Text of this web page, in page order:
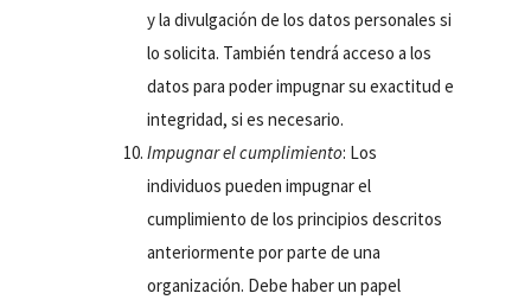
y la divulgación de los datos personales si
lo solicita. También tendrá acceso a los
datos para poder impugnar su exactitud e
integridad, si es necesario.
Impugnar el cumplimiento: Los
individuos pueden impugnar el
cumplimiento de los principios descritos
anteriormente por parte de una
organización. Debe haber un papel